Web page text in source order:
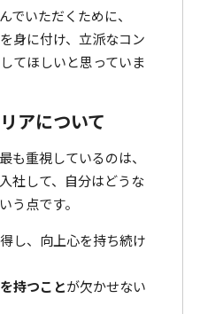
でいただくために、
身に付け、立派なコン
てほしいと思っていま
アについて
も重視しているのは、
社して、自分はどうな
う点です。
し、向上心を持ち続け
持つことが欠かせない